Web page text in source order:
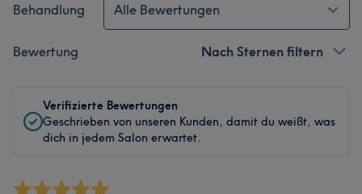
Behandlung Alle Bewertungen
Bewertung Nach Sternen filtern
Verifizierte Bewertungen
Geschrieben von unseren Kunden, damit du weißt, was
dich in jedem Salon erwartet.